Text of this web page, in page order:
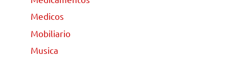
Medicos
Mobiliario
Musica